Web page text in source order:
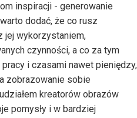
inspiracji - generowanie
dodać, że co rusz
jej wykorzystaniem,
czynności, a co za tym
i czasami nawet pieniędzy,
zobrazowanie sobie
kreatorów obrazów
pomysły i w bardziej